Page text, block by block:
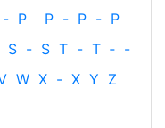
- P P - P - P
S - S T - T ‐ -
W X - X Y Z